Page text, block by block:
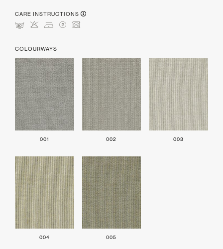
CARE INSTRUCTIONS
mHDLU
COLOURWAYS
001 002 003
004 005